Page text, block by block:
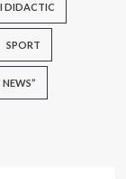
DIDACTIC
SPORT
NEWS”